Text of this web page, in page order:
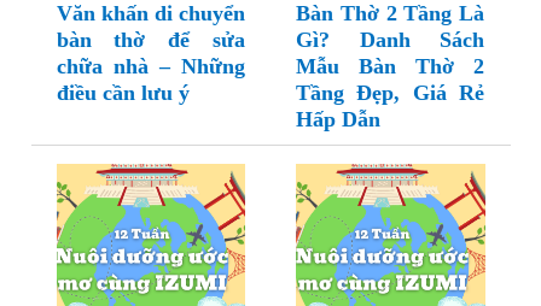
Văn khấn di chuyển
bàn thờ để sửa
chữa nhà – Những
điều cần lưu ý
Bàn Thờ 2 Tầng Là
Gì? Danh Sách
Mẫu Bàn Thờ 2
Tầng Đẹp, Giá Rẻ
Hấp Dẫn